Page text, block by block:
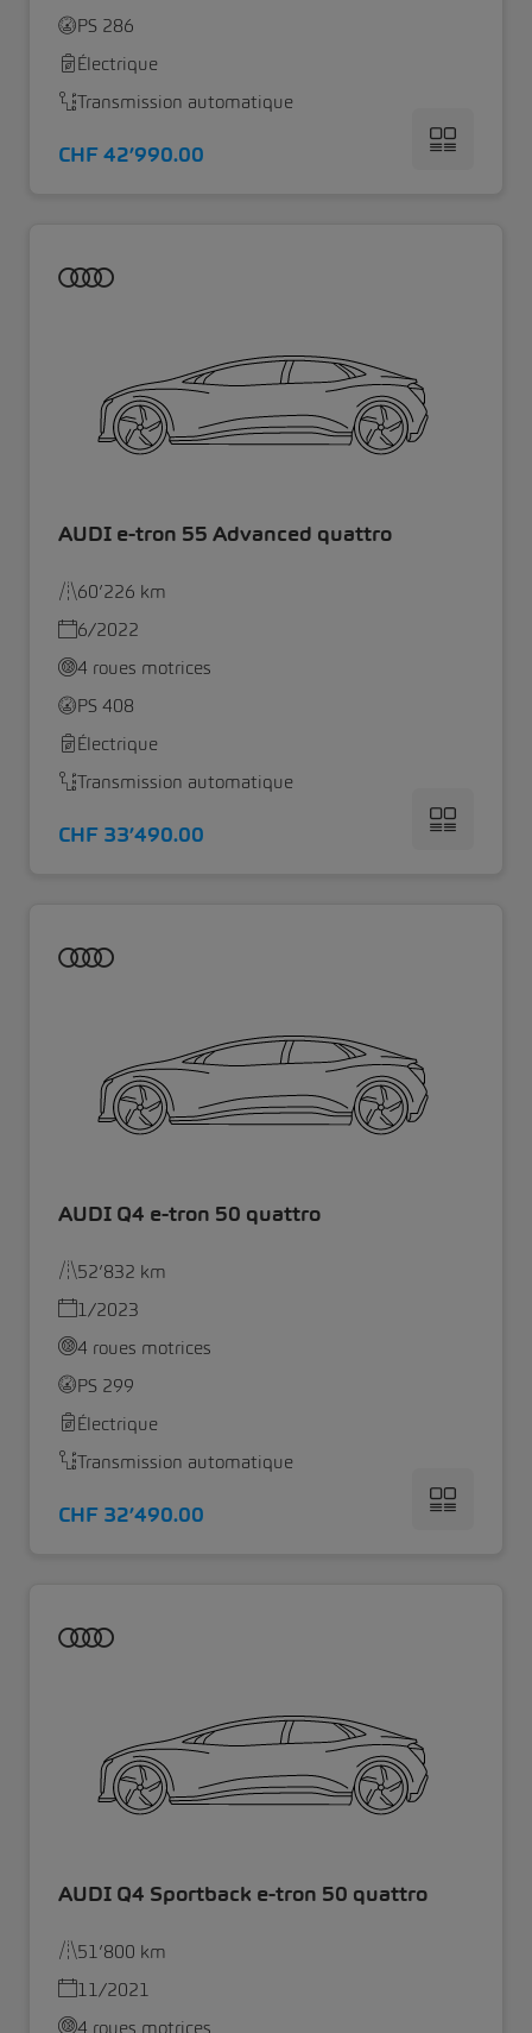
PS 286
Électrique
Transmission automatique
CHF 42’990.00
AUDI e-tron 55 Advanced quattro
60’226 km
6/2022
4 roues motrices
PS 408
Électrique
Transmission automatique
CHF 33’490.00
AUDI Q4 e-tron 50 quattro
52’832 km
1/2023
4 roues motrices
PS 299
Électrique
Transmission automatique
CHF 32’490.00
AUDI Q4 Sportback e-tron 50 quattro
51’800 km
11/2021
4 roues motrices